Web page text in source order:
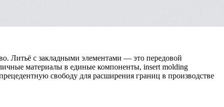
Литьё с закладными элементами — это передовой
материалы в единые компоненты, insert molding
свободу для расширения границ в производстве